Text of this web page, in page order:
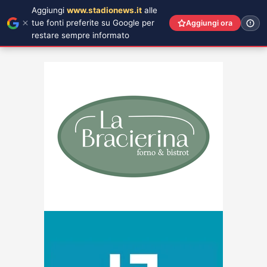
Aggiungi www.stadionews.it alle
tue fonti preferite su Google per
restare sempre informato
Aggiungi ora